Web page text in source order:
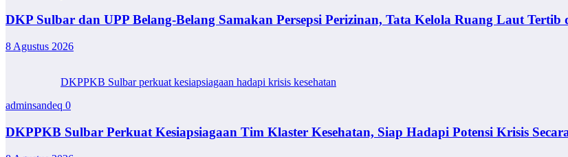
DKP Sulbar dan UPP Belang-Belang Samakan Persepsi Perizinan, Tata Kelola Ruang Laut
8 Agustus 2026
DKPPKB Sulbar perkuat kesiapsiagaan hadapi krisis kesehatan
adminsandeq 0
DKPPKB Sulbar Perkuat Kesiapsiagaan Tim Klaster Kesehatan, Siap Hadapi Potensi Krisis